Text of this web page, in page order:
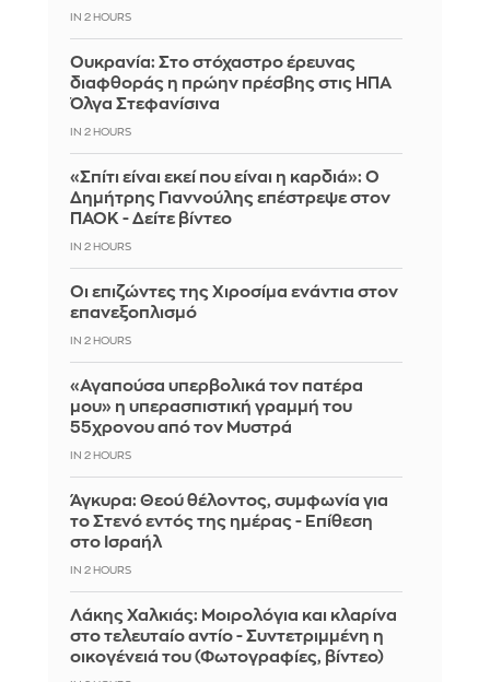
IN 2 HOURS
Ουκρανία: Στο στόχαστρο έρευνας
διαφθοράς η πρώην πρέσβης στις ΗΠΑ
Όλγα Στεφανίσινα
IN 2 HOURS
«Σπίτι είναι εκεί που είναι η καρδιά»: Ο
Δημήτρης Γιαννούλης επέστρεψε στον
ΠΑΟΚ - Δείτε βίντεο
IN 2 HOURS
Οι επιζώντες της Χιροσίμα ενάντια στον
επανεξοπλισμό
IN 2 HOURS
«Αγαπούσα υπερβολικά τον πατέρα
μου» η υπερασπιστική γραμμή του
55χρονου από τον Μυστρά
IN 2 HOURS
Άγκυρα: Θεού θέλοντος, συμφωνία για
το Στενό εντός της ημέρας - Επίθεση
στο Ισραήλ
IN 2 HOURS
Λάκης Χαλκιάς: Mοιρολόγια και κλαρίνα
στο τελευταίο αντίο - Συντετριμμένη η
οικογένειά του (Φωτογραφίες, βίντεο)